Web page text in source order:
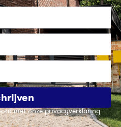
met onze privacyverklaring.